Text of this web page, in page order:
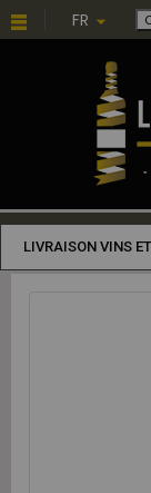
FR
LIVRAISON VINS